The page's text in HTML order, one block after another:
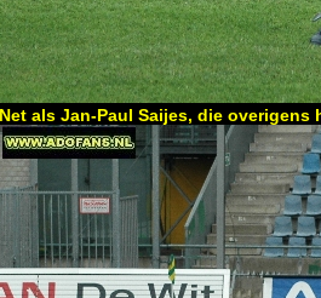
Net als Jan-Paul Saijes, die